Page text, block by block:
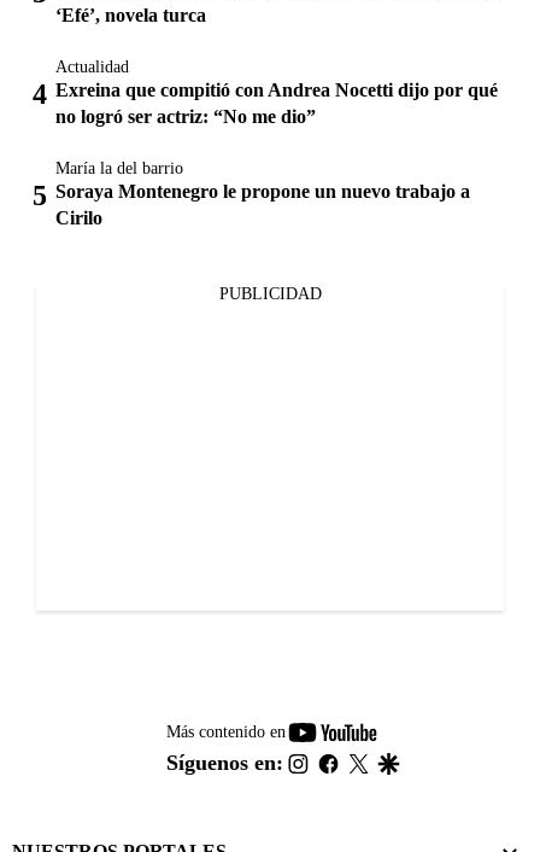
‘Efé’, novela turca
Actualidad
Exreina que compitió con Andrea Nocetti dijo por qué
no logró ser actriz: “No me dio”
María la del barrio
Soraya Montenegro le propone un nuevo trabajo a
Cirilo
PUBLICIDAD
Más contenido en
youtube-
footer
Síguenos en: instagram
facebook
twitter